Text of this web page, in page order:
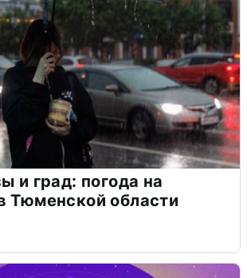
и град: погода на
Тюменской области